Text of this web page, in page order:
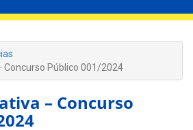
Concurso Público 001/2024
– Concurso